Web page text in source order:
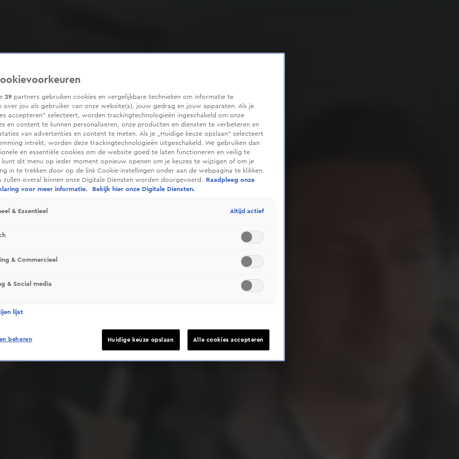
Deze video is niet beschikbaar op je huidige locatie
29 partners gebruiken cookies en vergelijkbare technieken om informatie te
over jou als gebruiker van onze website(s), jouw gedrag en jouw apparaten. Als je
accepteren” selecteert, worden trackingtechnologieën ingeschakeld om onze
en content te kunnen personaliseren, onze producten en diensten te verbeteren en
van advertenties en content te meten. Als je „Huidige keuze opslaan” selecteert
intrekt, worden deze trackingtechnologieën uitgeschakeld. We gebruiken dan
en essentiële cookies om de website goed te laten functioneren en veilig te
kunt dit menu op ieder moment opnieuw openen om je keuzes te wijzigen of om je
in te trekken door op de link Cookie-instellingen onder aan de webpagina te klikken.
zullen overal binnen onze Digitale Diensten worden doorgevoerd.
Raadpleeg onze
voor meer informatie.
Bekijk hier onze Digitale Diensten.
& Essentieel Altijd actief
& Commercieel
& Social media
lijst
beheren Huidige keuze opslaan Alle cookies accepteren